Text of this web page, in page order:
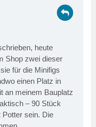
heute
Shop zwei dieser
für die Minifigs
einen Platz in
an meinem Bauplatz
– 90 Stück
sein. Die